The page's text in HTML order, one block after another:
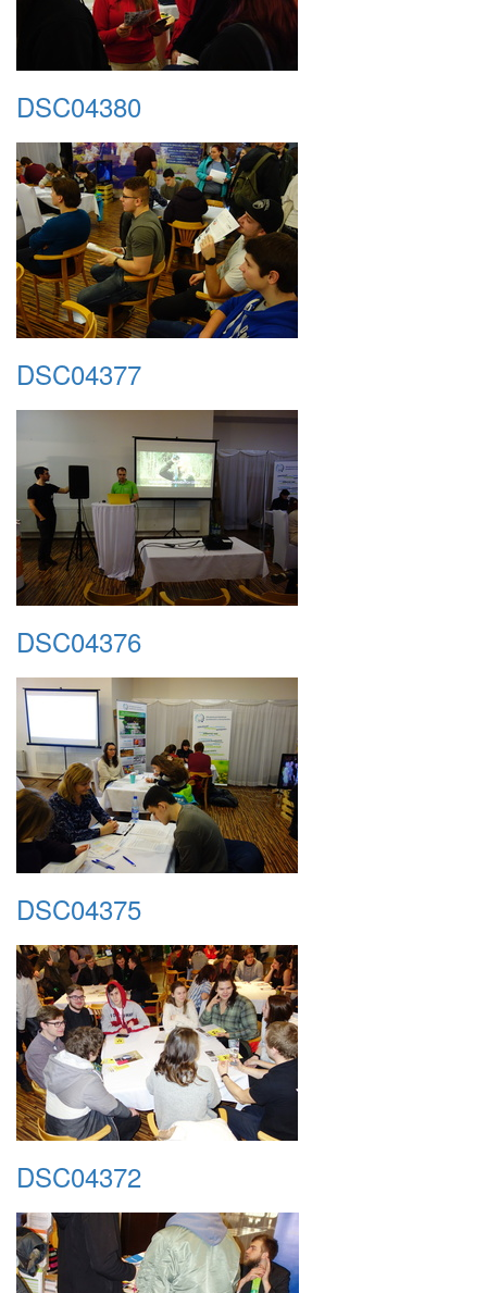
DSC04380
DSC04377
DSC04376
DSC04375
DSC04372